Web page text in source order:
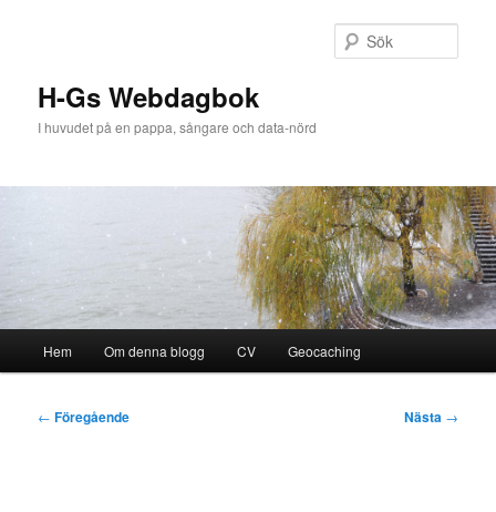
H-Gs Webdagbok
I huvudet på en pappa, sångare och data-nörd
Hem Om denna blogg CV Geocaching
Inläggsnavigering
← Föregående Nästa →